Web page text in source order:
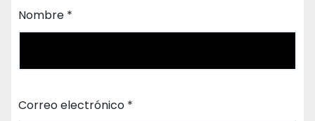
Nombre *
Correo electrónico *